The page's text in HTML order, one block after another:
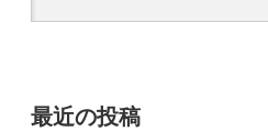
最近の投稿